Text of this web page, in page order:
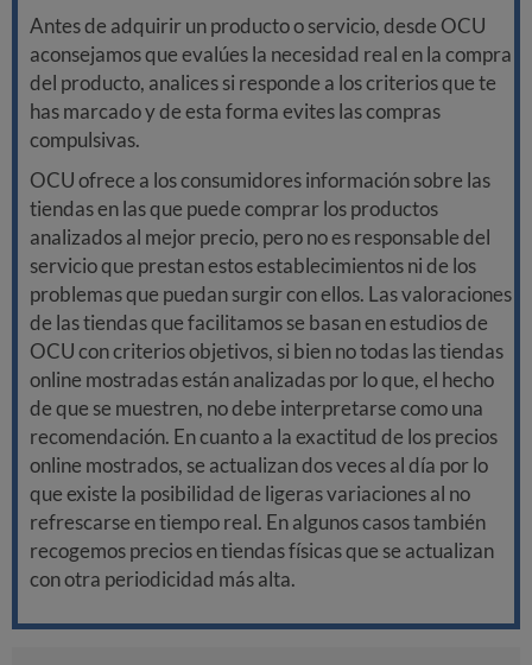
Antes de adquirir un producto o servicio, desde OCU
aconsejamos que evalúes la necesidad real en la compra
del producto, analices si responde a los criterios que te
has marcado y de esta forma evites las compras
compulsivas.
OCU ofrece a los consumidores información sobre las
tiendas en las que puede comprar los productos
analizados al mejor precio, pero no es responsable del
servicio que prestan estos establecimientos ni de los
problemas que puedan surgir con ellos. Las valoraciones
de las tiendas que facilitamos se basan en estudios de
OCU con criterios objetivos, si bien no todas las tiendas
online mostradas están analizadas por lo que, el hecho
de que se muestren, no debe interpretarse como una
recomendación. En cuanto a la exactitud de los precios
online mostrados, se actualizan dos veces al día por lo
que existe la posibilidad de ligeras variaciones al no
refrescarse en tiempo real. En algunos casos también
recogemos precios en tiendas físicas que se actualizan
con otra periodicidad más alta.